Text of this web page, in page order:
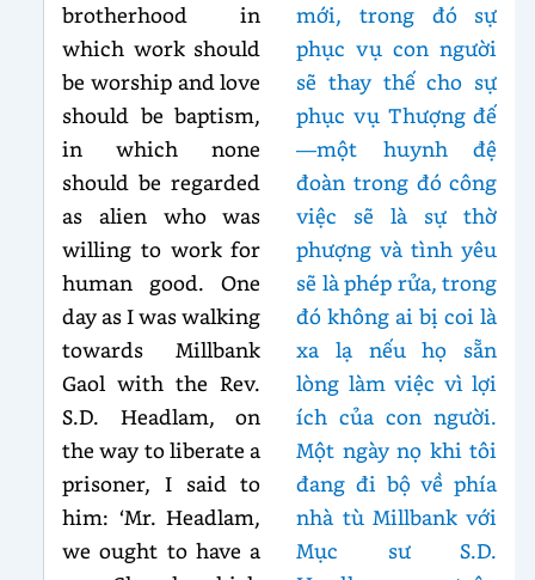
brotherhood in
which work should
be worship and love
should be baptism,
in which none
should be regarded
as alien who was
willing to work for
human good. One
day as I was walking
towards Millbank
Gaol with the Rev.
S.D. Headlam, on
the way to liberate a
prisoner, I said to
him: ‘Mr. Headlam,
we ought to have a
mới, trong đó sự
phục vụ con người
sẽ thay thế cho sự
phục vụ Thượng đế
—một huynh đệ
đoàn trong đó công
việc sẽ là sự thờ
phượng và tình yêu
sẽ là phép rửa, trong
đó không ai bị coi là
xa lạ nếu họ sẵn
lòng làm việc vì lợi
ích của con người.
Một ngày nọ khi tôi
đang đi bộ về phía
nhà tù Millbank với
Mục sư S.D.